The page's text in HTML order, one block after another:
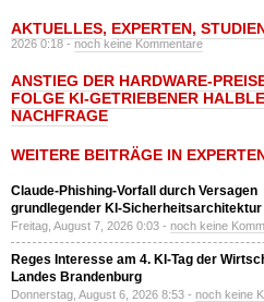
AKTUELLES, EXPERTEN,
2026 0:18 -noch keine Kommentare
ANSTIEG DER HARDWARE-
FOLGE KI-GETRIEBENER
NACHFRAGE
WEITERE BEITRÄGE IN
Claude-Phishing-Vorfall durch Versagen
grundlegender KI-
Freitag, August 7, 2026 0:03 - noch keine
Reges Interesse am 4. KI-Tag der
Landes Brandenburg
Donnerstag, August 6, 2026 8:53 - noch keine